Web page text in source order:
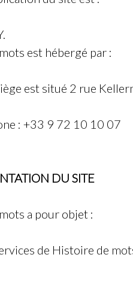
.
est hébergé par :
est situé 2 rue
: +33 9 72 10 10 07
DU SITE
a pour objet :
de Histoire de